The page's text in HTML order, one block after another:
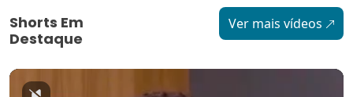
Shorts Em
Destaque
Ver mais vídeos